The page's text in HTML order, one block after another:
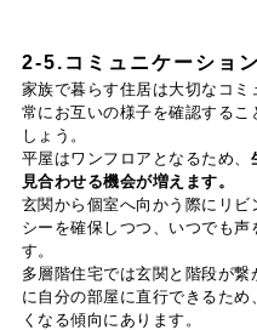
2-5.コミュニケーショ
家族で暮らす住居は大切なコミ
常にお互いの様子を確認する
しょう。
平屋はワンフロアとなるため、
見合わせる機会が増えます。
玄関から個室へ向かう際にリ
シーを確保しつつ、いつでも
す。
多層階住宅では玄関と階段が
に自分の部屋に直行できるた
くなる傾向にあります。